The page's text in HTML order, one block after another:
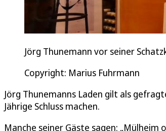
Jörg Thunemann vor seiner
Copyright: Marius Fuhrmann
Jörg Thunemanns Laden gilt als
Jährige Schluss machen.
Manche seiner Gäste sagen: „Mülheim